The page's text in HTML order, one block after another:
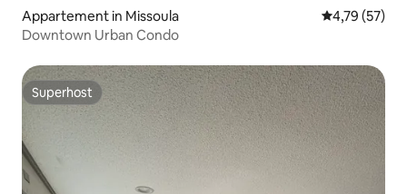
Appartement in Missoula Gemiddelde
4,79 (57)
Downtown Urban Condo
Superhost
Superhost